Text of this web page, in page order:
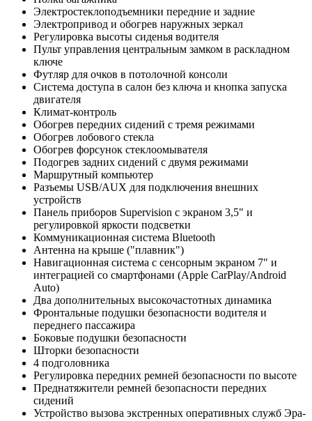
Электростеклоподъемники передние и задние
Электропривод и обогрев наружных зеркал
Регулировка высоты сиденья водителя
Пульт управления центральным замком в раскладном
ключе
Футляр для очков в потолочной консоли
Система доступа в салон без ключа и кнопка запуска
двигателя
Климат-контроль
Обогрев передних сидений с тремя режимами
Обогрев лобового стекла
Обогрев форсунок стеклоомывателя
Подогрев задних сидений с двумя режимами
Маршрутный компьютер
Разъемы USB/AUX для подключения внешних
устройств
Панель приборов Supervision с экраном 3,5" и
регулировкой яркости подсветки
Коммуникационная система Bluetooth
Антенна на крыше ("плавник")
Навигационная система с сенсорным экраном 7" и
интеграцией со смартфонами (Apple CarPlay/Android
Auto)
Два дополнительных высокочастотных динамика
Фронтальные подушки безопасности водителя и
переднего пассажира
Боковые подушки безопасности
Шторки безопасности
4 подголовника
Регулировка передних ремней безопасности по высоте
Преднатяжители ремней безопасности передних
сидений
Устройство вызова экстренных оперативных служб Эра-